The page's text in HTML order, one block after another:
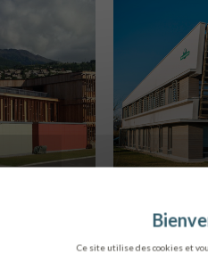
Ce site utilise des cookies et